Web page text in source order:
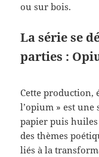
ou sur bois.
La série se
parties :
Cette production,
l’opium » est
papier puis
des thèmes
liés à la